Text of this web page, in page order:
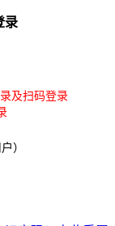
录
及扫码登录
）